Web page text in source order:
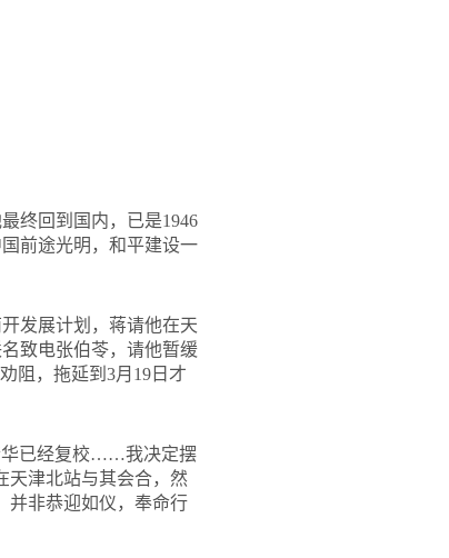
终回到国内，已是1946
前途光明，和平建设一
发展计划，蒋请他在天
致电张伯苓，请他暂缓
阻，拖延到3月19日才
华已经复校……我决定摆
天津北站与其会合，然
并非恭迎如仪，奉命行